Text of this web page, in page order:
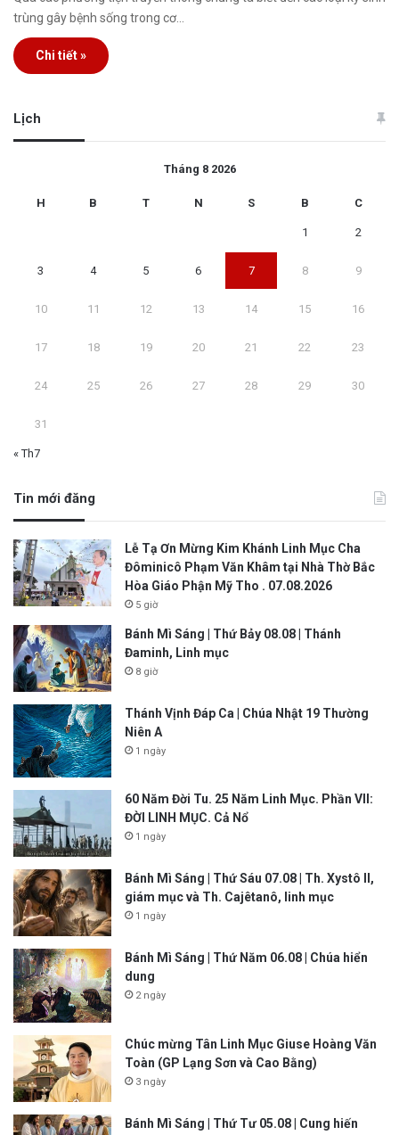
trùng gây bệnh sống trong cơ…
Chi tiết »
Lịch
Tháng 8 2026
H B T N S B C
1 2
3 4 5 6 7 8 9
10 11 12 13 14 15 16
17 18 19 20 21 22 23
24 25 26 27 28 29 30
31
« Th7
Tin mới đăng
Lễ Tạ Ơn Mừng Kim Khánh Linh Mục Cha
Đôminicô Phạm Văn Khâm tại Nhà Thờ Bắc
Hòa Giáo Phận Mỹ Tho . 07.08.2026
5 giờ
Bánh Mì Sáng | Thứ Bảy 08.08 | Thánh
Đaminh, Linh mục
8 giờ
Thánh Vịnh Đáp Ca | Chúa Nhật 19 Thường
Niên A
1 ngày
60 Năm Đời Tu. 25 Năm Linh Mục. Phần VII:
ĐỜI LINH MỤC. Cả Nổ
1 ngày
Bánh Mì Sáng | Thứ Sáu 07.08 | Th. Xystô II,
giám mục và Th. Cajêtanô, linh mục
1 ngày
Bánh Mì Sáng | Thứ Năm 06.08 | Chúa hiển
dung
2 ngày
Chúc mừng Tân Linh Mục Giuse Hoàng Văn
Toàn (GP Lạng Sơn và Cao Bằng)
3 ngày
Bánh Mì Sáng | Thứ Tư 05.08 | Cung hiến